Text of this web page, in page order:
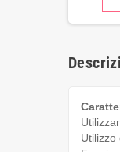
Utilizzo